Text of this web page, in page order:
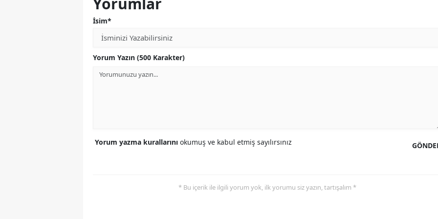
İsim*
Yorum Yazın (500 Karakter)
Yorum yazma kurallarını okumuş ve kabul etmiş sayılırsınız
* Bu içerik ile ilgili yorum yok, ilk yorumu siz yazın, tartışalım *